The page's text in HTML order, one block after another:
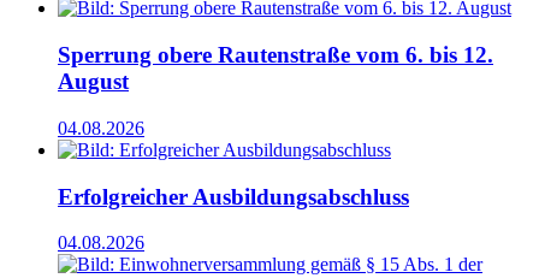
Sperrung obere Rautenstraße vom 6. bis 12.
August
04.08.2026
Erfolgreicher Ausbildungsabschluss
04.08.2026